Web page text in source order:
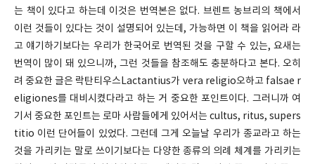
는 책이 있다고 하는데 이것은 번역본은 없다. 브렌트 농브리의 책에서
이런 것들이 있다는 것이 설명되어 있는데, 가능하면 이 책을 읽어라 라
고 얘기하기보다는 우리가 한국어로 번역된 것을 구할 수 있는, 요새는
번역이 많이 돼 있으니까, 그런 것들을 참조해도 충분하다고 본다. 오히
려 중요한 글은 락탄티우스Lactantius가 vera religio오하고 falsae r
eligiones를 대비시켰다라고 하는 거 중요한 포인트이다. 그러니까 여
기서 중요한 포인트는 로마 사람들에게 있어서는 cultus, ritus, supers
titio 이런 단어들이 있었다. 그런데 그게 오늘날 우리가 종교라고 하는
것을 가리키는 말로 쓰이기보다는 다양한 종류의 의례 체계를 가리키는